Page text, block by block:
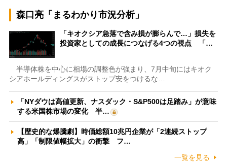
森口亮「まるわかり市況分析」
「キオクシア急落で含み損が膨らんで…」損失を
投資家としての成長につなげる4つの視点 「…
半導体株を中心に相場の調整色が強まり、7月中旬にはキオク
シアホールディングスがストップ安をつけるな…
「NYダウは高値更新、ナスダック・S&P500は足踏み」が意味
する米国株市場の変化 半…
【歴史的な爆騰劇】時価総額10兆円企業が「2連続ストップ
高」「制限値幅拡大」の衝撃 フ…
一覧を見る